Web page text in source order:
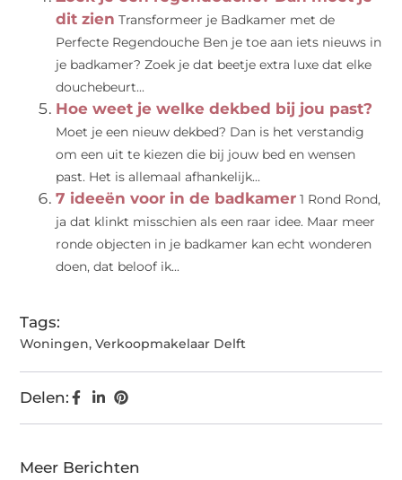
dit zien Transformeer je Badkamer met de
Perfecte Regendouche Ben je toe aan iets nieuws in
je badkamer? Zoek je dat beetje extra luxe dat elke
douchebeurt...
Hoe weet je welke dekbed bij jou past?
Moet je een nieuw dekbed? Dan is het verstandig
om een uit te kiezen die bij jouw bed en wensen
past. Het is allemaal afhankelijk...
7 ideeën voor in de badkamer 1 Rond Rond,
ja dat klinkt misschien als een raar idee. Maar meer
ronde objecten in je badkamer kan echt wonderen
doen, dat beloof ik...
Tags:
Woningen,Verkoopmakelaar Delft
Delen:
Meer Berichten